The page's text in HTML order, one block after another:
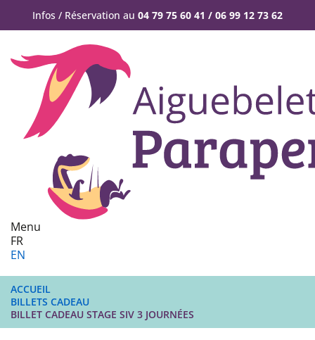
Infos / Réservation au 04 79 75 60 41 / 06 99 12 73 62
Menu
FR
EN
ACCUEIL
BILLETS CADEAU
BILLET CADEAU STAGE SIV 3 JOURNÉES